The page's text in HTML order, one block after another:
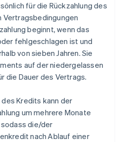
für die Rückzahlung des
Vertragsbedingungen
beginnt, wenn das
fehlgeschlagen ist und
von sieben Jahren. Sie
auf der niedergelassen
die Dauer des Vertrags.
Kredits kann der
um mehrere Monate
die/der
nach Ablauf einer